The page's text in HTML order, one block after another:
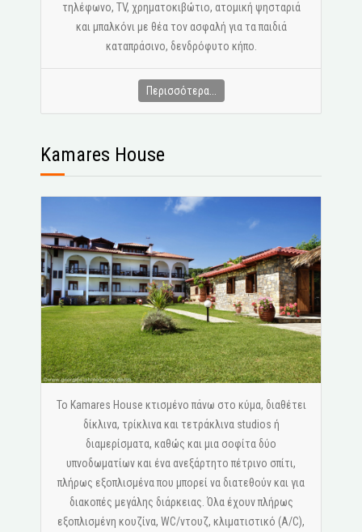
τηλέφωνο, ΤV, χρηματοκιβώτιο, ατομική ψησταριά
και μπαλκόνι με θέα τον ασφαλή για τα παιδιά
καταπράσινο, δενδρόφυτο κήπο.
Περισσότερα...
Kamares House
Το Kamares House κτισμένο πάνω στο κύμα, διαθέτει
δίκλινα, τρίκλινα και τετράκλινα studios ή
διαμερίσματα, καθώς και μια σοφίτα δύο
υπνοδωματίων και ένα ανεξάρτητο πέτρινο σπίτι,
πλήρως εξοπλισμένα που μπορεί να διατεθούν και για
διακοπές μεγάλης διάρκειας. Όλα έχουν πλήρως
εξοπλισμένη κουζίνα, WC/ντουζ, κλιματιστικό (A/C),